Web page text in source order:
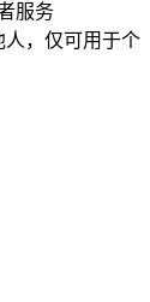
服务
，仅可用于个